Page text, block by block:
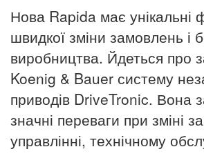
Нова Rapida має унікальні
швидкої зміни замовлень і
виробництва. Йдеться про
Koenig & Bauer систему
приводів DriveTronic. Вона
значні переваги при зміні
управлінні, технічному